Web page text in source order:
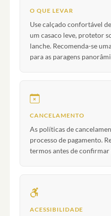
O QUE LEVAR
Use calçado confortável
um casaco leve, protetor
lanche. Recomenda-se
para as paragens
CANCELAMENTO
As políticas de
processo de pagamento.
termos antes de confirmar
ACESSIBILIDADE